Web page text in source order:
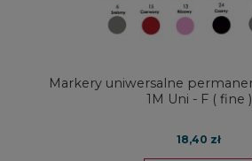
Markery uniwersalne
1M Uni - F ( fine )
18,40 zł